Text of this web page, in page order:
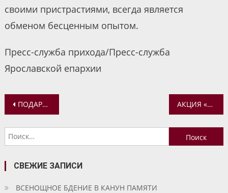
своими пристрастиями, всегда является
обменом бесценным опытом.
Пресс-служба прихода/Пресс-служба
Ярославской епархии
Навигация
по
записям
ПОДАРОК КО ДНЮ ЗАЩИТЫ ДЕТЕЙ ОТ НИКОЛО-СОЛЬБИНСКОГО МОНАСТЫРЯ АКЦИЯ «В ЗАЩИТУ ДЕТСТВА» В ВОСКРЕСНОЙ ШКОЛЕ «СРЕТЕНИЕ»
Найти:
СВЕЖИЕ ЗАПИСИ
ВСЕНОЩНОЕ БДЕНИЕ В КАНУН ПАМЯТИ